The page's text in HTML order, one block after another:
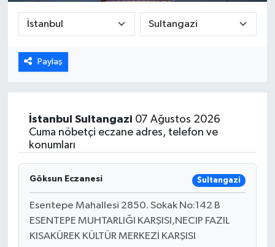
Paylaş
İstanbul Sultangazi 07 Ağustos 2026
Cuma nöbetçi eczane adres, telefon ve
konumları
Göksun Eczanesi Sultangazi
Esentepe Mahallesi 2850. Sokak No:142 B
ESENTEPE MUHTARLIĞI KARŞISI,NECIP FAZIL
KISAKÜREK KÜLTÜR MERKEZİ KARŞISI
DÜNYA
EGE
EKOLOJİ VE ÇEVRE
BİLİM VE TEKNOLOJİ
GENEL
GÜNDEM
HABERDE İNSAN